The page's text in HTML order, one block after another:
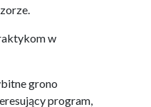
w
grono
program,